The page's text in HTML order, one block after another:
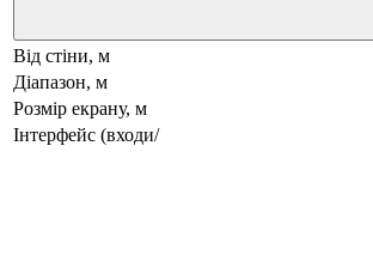
Від стіни, м
Діапазон, м
Розмір екрану, м
Інтерфейс (входи/